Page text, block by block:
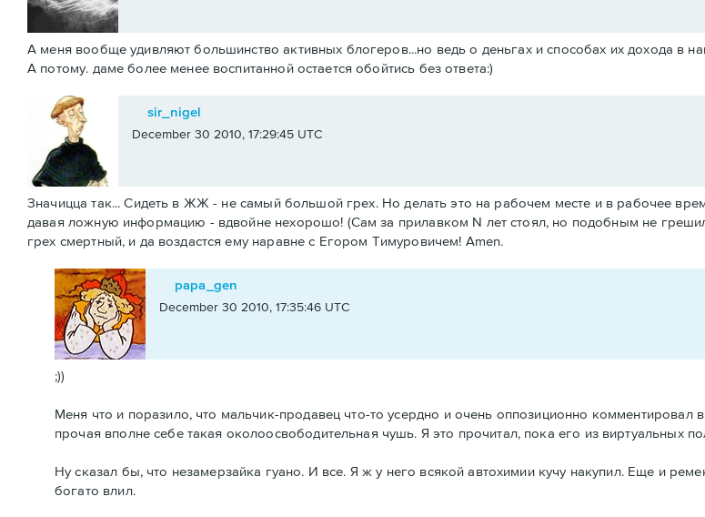
А меня вообще удивляют большинство активных блогеров...но ведь о деньгах и способах их дохода в
А потому. даме более менее воспитанной остается обойтись без ответа:)
sir_nigel
December 30 2010, 17:29:45 UTC
Значицца так... Сидеть в ЖЖ - не самый большой грех. Но делать это на рабочем месте и в рабочее
давая ложную информацию - вдвойне нехорошо! (Сам за прилавком N лет стоял, но подобным не
грех смертный, и да воздастся ему наравне с Егором Тимуровичем! Amen.
papa_gen
December 30 2010, 17:35:46 UTC
;))
Меня что и поразило, что мальчик-продавец что-то усердно и очень оппозиционно
прочая вполне себе такая околоосвободительная чушь. Я это прочитал, пока его из виртуальных
Ну сказал бы, что незамерзайка гуано. И все. Я ж у него всякой автохимии кучу накупил. Еще и
богато влил.